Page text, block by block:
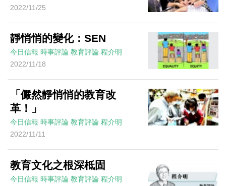
2022/11/25
靜悄悄的變化：SEN
今日信報 時事評論 教育評論 程介明
2022/11/18
「儼然靜悄悄的教育改
革！」
今日信報 時事評論 教育評論 程介明
2022/11/11
教育文化之根深柢固
今日信報 時事評論 教育評論 程介明